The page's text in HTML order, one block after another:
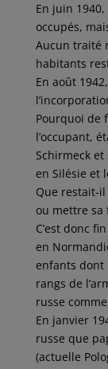
En juin
occupés,
Aucun traité
habitants
En août
Pourquoi de
l’occupant,
Schirmeck
en Silésie et
Que restait-
ou mettre sa
C’est donc
en
enfants dont
rangs de
russe
En janvier
russe que
(actuelle